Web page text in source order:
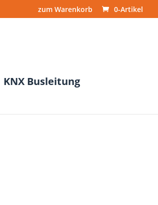
zum Warenkorb 0-Artikel
KNX Busleitung